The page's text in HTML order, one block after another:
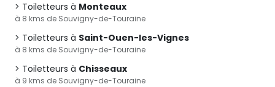
Toiletteurs à Monteaux
à 8 kms de Souvigny-de-Touraine
Toiletteurs à Saint-Ouen-les-Vignes
à 8 kms de Souvigny-de-Touraine
Toiletteurs à Chisseaux
à 9 kms de Souvigny-de-Touraine